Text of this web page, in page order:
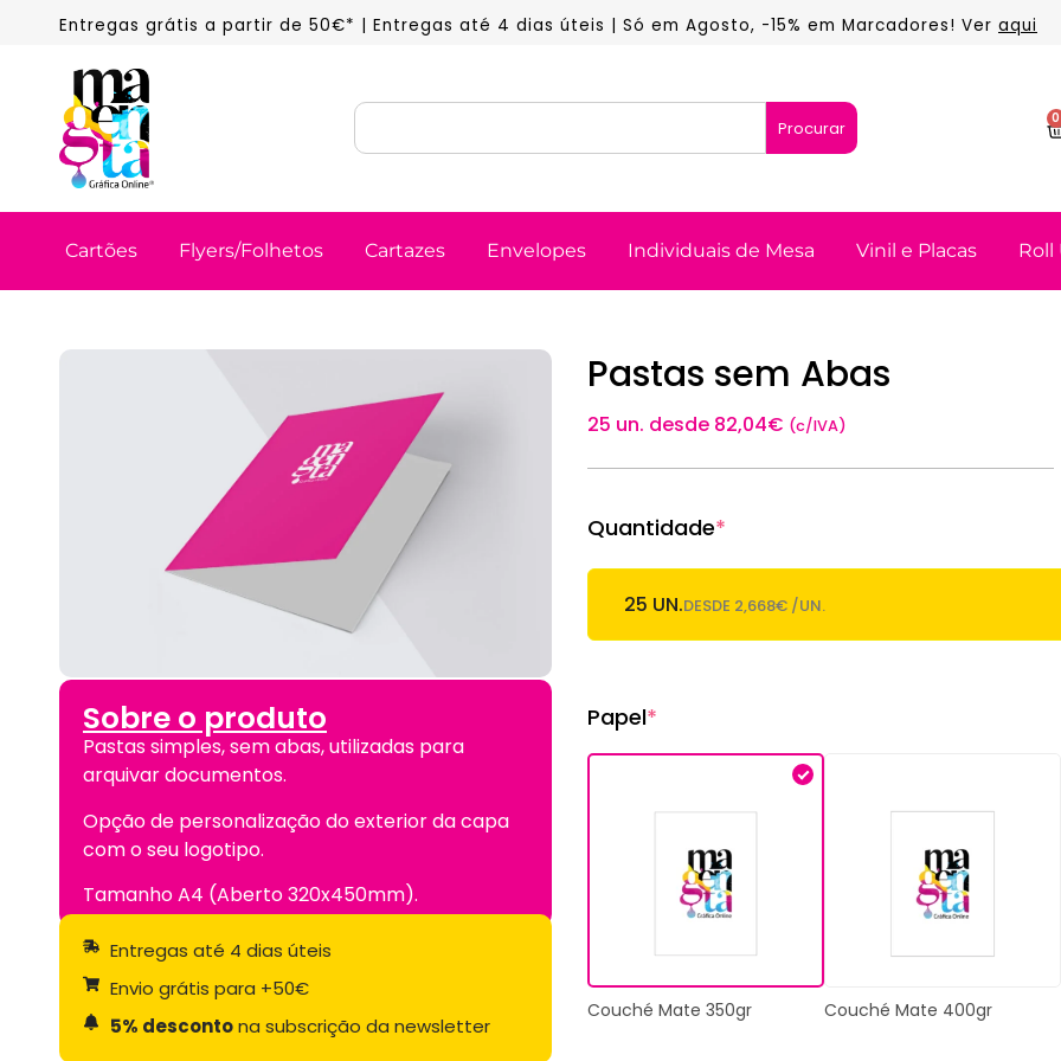
Entregas grátis a partir de 50€* | Entregas até 4 dias úteis | Só em Agosto, -15% em Marcadores! Ver aqui
Procurar 0
Cartões Flyers/Folhetos Cartazes Envelopes Individuais de Mesa Vinil e Placas Roll
Sobre o produto
Pastas simples, sem abas, utilizadas para
arquivar documentos.
Opção de personalização do exterior da capa
com o seu logotipo.
Tamanho A4 (Aberto 320x450mm).
Entregas até 4 dias úteis
Envio grátis para +50€
5% descontona subscrição da newsletter
Pastas sem Abas
25 un. desde 82,04€ (c/IVA)
Quantidade*
25 UN.DESDE 2,668€ /UN.
Papel*
Couché Mate 350gr Couché Mate 400gr